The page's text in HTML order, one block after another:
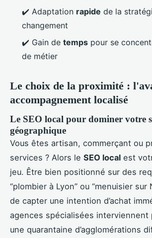
✔️ Adaptation rapide de la
changement
✔️ Gain de temps pour se
de métier
Le choix de la proximité :
accompagnement localisé
Le SEO local pour dominer votre
géographique
Vous êtes artisan, commerçant ou
services ? Alors le SEO local est
jeu. Être bien positionné sur des
“plombier à Lyon” ou “menuisier sur
de capter une intention d’achat
agences spécialisées interviennent
une quarantaine d’agglomérations